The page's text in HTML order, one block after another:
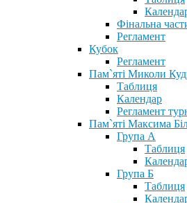
Фінальна
Регламент
Кубок
Регламент
Пам`яті Миколи
Таблиця
Календар
Регламент
Пам`яті Максима
Група А
Таблиця
Група Б
Таблиця